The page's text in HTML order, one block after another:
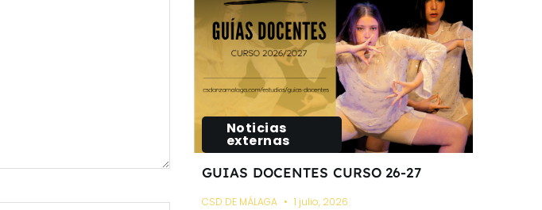
Noticias
externas
GUIAS DOCENTES CURSO 26-27
CSD DE MÁLAGA 1 julio, 2026